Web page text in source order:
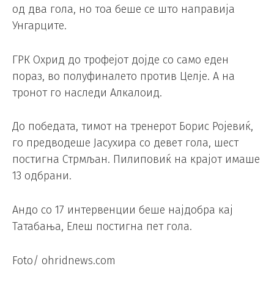
од два гола, но тоа беше се што направија
Унгарците.
ГРК Охрид до трофејот дојде со само еден
пораз, во полуфиналето против Целје. А на
тронот го наследи Алкалоид.
До победата, тимот на тренерот Борис Ројевиќ,
го предводеше Јасухира со девет гола, шест
постигна Стрмљан. Пилиповиќ на крајот имаше
13 одбрани.
Андо со 17 интервенции беше најдобра кај
Татабања, Елеш постигна пет гола.
Foto/ ohridnews.com